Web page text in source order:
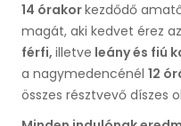
14 órakorkezdődő
magát, aki kedvet érez
férfi, illetve leány és fiú
a nagymedencénél 12
összes résztvevő díszes